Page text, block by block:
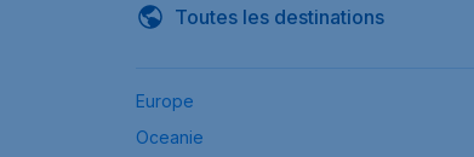
Toutes les destinations
Europe
Oceanie